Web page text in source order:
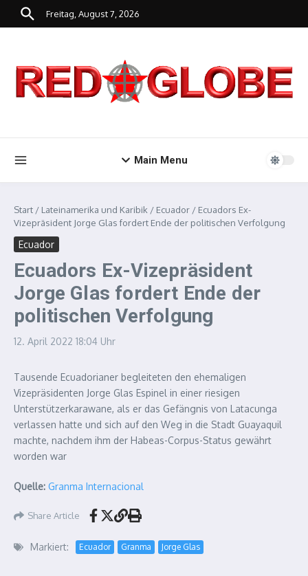
Zum Inhalt springen
Freitag, August 7, 2026
Main Menu
Start / Lateinamerika und Karibik / Ecuador / Ecuadors Ex-
Vizepräsident Jorge Glas fordert Ende der politischen Verfolgung
Ecuador
Ecuadors Ex-Vizepräsident
Jorge Glas fordert Ende der
politischen Verfolgung
12. April 2022 18:04 Uhr
Tausende Ecuadorianer begleiteten den ehemaligen
Vizepräsidenten Jorge Glas Espinel in einer riesigen
Unterstützerkarawane, als er das Gefängnis von Latacunga
verlassen hatte und sich auf den Weg in die Stadt Guayaquil
machte, nachdem ihm der Habeas-Corpus-Status gewährt
worden war
Quelle: Granma Internacional
Share Article
Markiert: Ecuador Granma Jorge Glas